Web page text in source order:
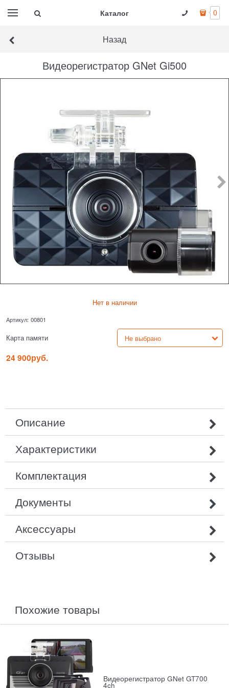
Каталог 0
Назад
Видеорегистратор GNet Gi500
Нет в наличии
Артикул: 00801
Карта памяти
24 900руб.
Описание
Характеристики
Комплектация
Документы
Аксессуары
Отзывы
похожие товары
Видеорегистратор GNet GT700
4ch